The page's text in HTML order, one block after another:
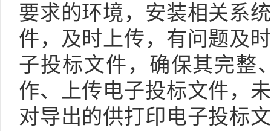
要求的环境，安装相关系
件，及时上传，有问题及
子投标文件，确保其完整
作、上传电子投标文件，
对导出的供打印电子投标